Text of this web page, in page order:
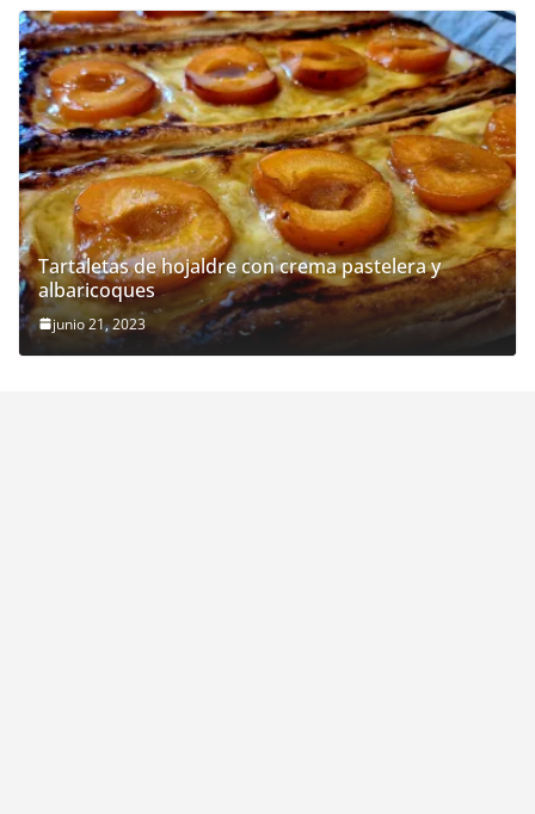
Tartaletas de hojaldre con crema pastelera y
albaricoques
junio 21, 2023